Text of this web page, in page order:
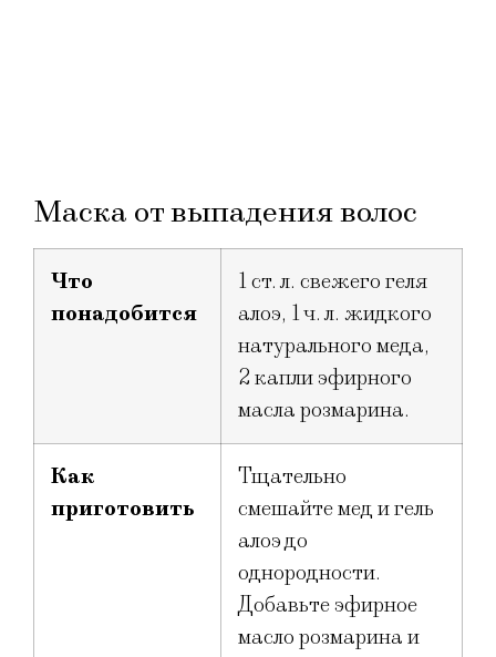
Маска от выпадения волос
Что
понадобится
1 ст. л. свежего геля
алоэ, 1 ч. л. жидкого
натурального меда,
2 капли эфирного
масла розмарина.
Как
приготовить
Тщательно
смешайте мед и гель
алоэ до
однородности.
Добавьте эфирное
масло розмарина и